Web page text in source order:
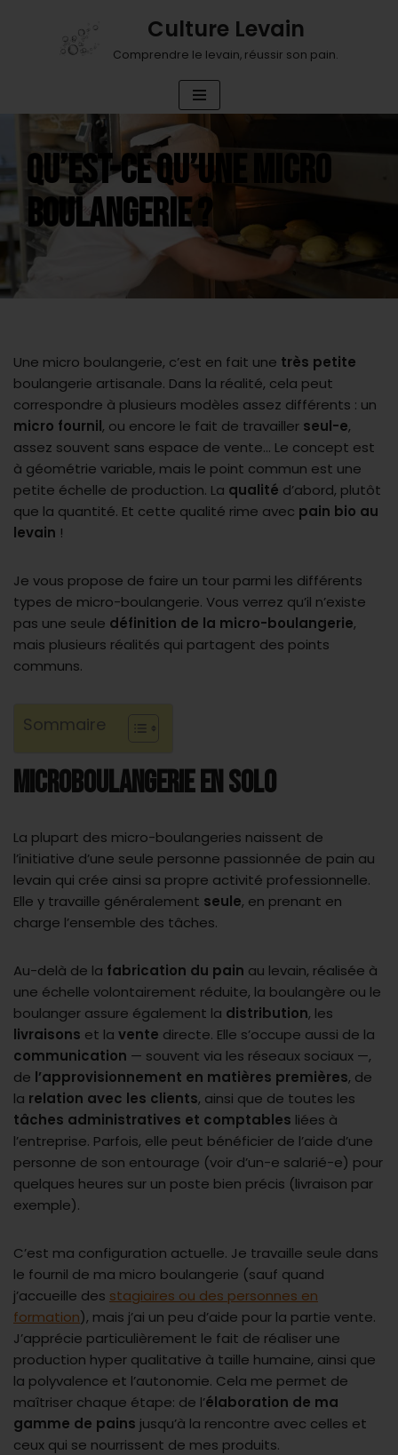
Culture Levain
Comprendre le levain, réussir son pain.
QU’EST-CE QU’UNE MICRO
BOULANGERIE ?
Une micro boulangerie, c’est en fait une très petite
boulangerie artisanale. Dans la réalité, cela peut
correspondre à plusieurs modèles assez différents : un
micro fournil, ou encore le fait de travailler seul-e,
assez souvent sans espace de vente… Le concept est
à géométrie variable, mais le point commun est une
petite échelle de production. La qualité d’abord, plutôt
que la quantité. Et cette qualité rime avec pain bio au
levain !
Je vous propose de faire un tour parmi les différents
types de micro-boulangerie. Vous verrez qu’il n’existe
pas une seule définition de la micro-boulangerie,
mais plusieurs réalités qui partagent des points
communs.
Sommaire
MICROBOULANGERIE EN SOLO
La plupart des micro-boulangeries naissent de
l’initiative d’une seule personne passionnée de pain au
levain qui crée ainsi sa propre activité professionnelle.
Elle y travaille généralement seule, en prenant en
charge l’ensemble des tâches.
Au-delà de la fabrication du pain au levain, réalisée à
une échelle volontairement réduite, la boulangère ou le
boulanger assure également la distribution, les
livraisons et la vente directe. Elle s’occupe aussi de la
communication — souvent via les réseaux sociaux —,
de l’approvisionnement en matières premières, de
la relation avec les clients, ainsi que de toutes les
tâches administratives et comptables liées à
l’entreprise. Parfois, elle peut bénéficier de l’aide d’une
personne de son entourage (voir d’un-e salarié-e) pour
quelques heures sur un poste bien précis (livraison par
exemple).
C’est ma configuration actuelle. Je travaille seule dans
le fournil de ma micro boulangerie (sauf quand
j’accueille des stagiaires ou des personnes en
formation), mais j’ai un peu d’aide pour la partie vente.
J’apprécie particulièrement le fait de réaliser une
production hyper qualitative à taille humaine, ainsi que
la polyvalence et l’autonomie. Cela me permet de
maîtriser chaque étape: de l’élaboration de ma
gamme de pains jusqu’à la rencontre avec celles et
ceux qui se nourrissent de mes produits.